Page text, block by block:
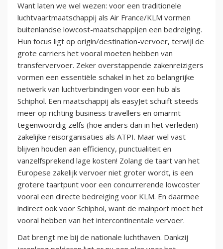
Want laten we wel wezen: voor een traditionele
luchtvaartmaatschappij als Air France/KLM vormen
buitenlandse lowcost-maatschappijen een bedreiging.
Hun focus ligt op origin/destination-vervoer, terwijl de
grote carriers het vooral moeten hebben van
transfervervoer. Zeker overstappende zakenreizigers
vormen een essentiële schakel in het zo belangrijke
netwerk van luchtverbindingen voor een hub als
Schiphol. Een maatschappij als easyJet schuift steeds
meer op richting business travellers en omarmt
tegenwoordig zelfs (hoe anders dan in het verleden)
zakelijke reisorganisaties als ATPI. Maar wel vast
blijven houden aan efficiency, punctualiteit en
vanzelfsprekend lage kosten! Zolang de taart van het
Europese zakelijk vervoer niet groter wordt, is een
grotere taartpunt voor een concurrerende lowcoster
vooral een directe bedreiging voor KLM. En daarmee
indirect ook voor Schiphol, want de mainport moet het
vooral hebben van het intercontinentale vervoer.
Dat brengt me bij de nationale luchthaven. Dankzij